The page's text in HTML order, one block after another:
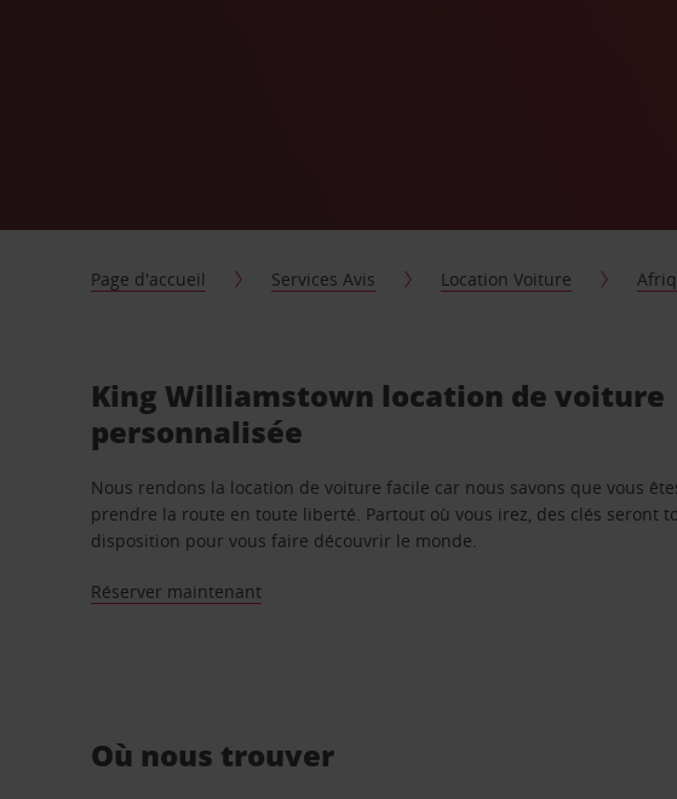
Page d'accueil Services Avis Location Voiture
King Williamstown location de voiture
personnalisée
Nous rendons la location de voiture facile car nous savons que vous
prendre la route en toute liberté. Partout où vous irez, des clés seront
disposition pour vous faire découvrir le monde.
Réserver maintenant
Où nous trouver